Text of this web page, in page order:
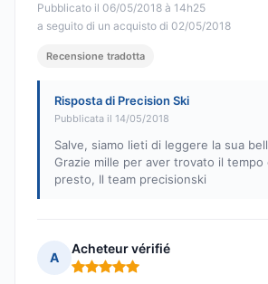
Pubblicato il 06/05/2018 à 14h25
a seguito di un acquisto di 02/05/2018
Recensione tradotta
Risposta di Precision Ski
Pubblicata il 14/05/2018
Salve, siamo lieti di leggere la sua
Grazie mille per aver trovato il tempo
presto, Il team precisionski
A
Acheteur vérifié
Nota: 5 su 5